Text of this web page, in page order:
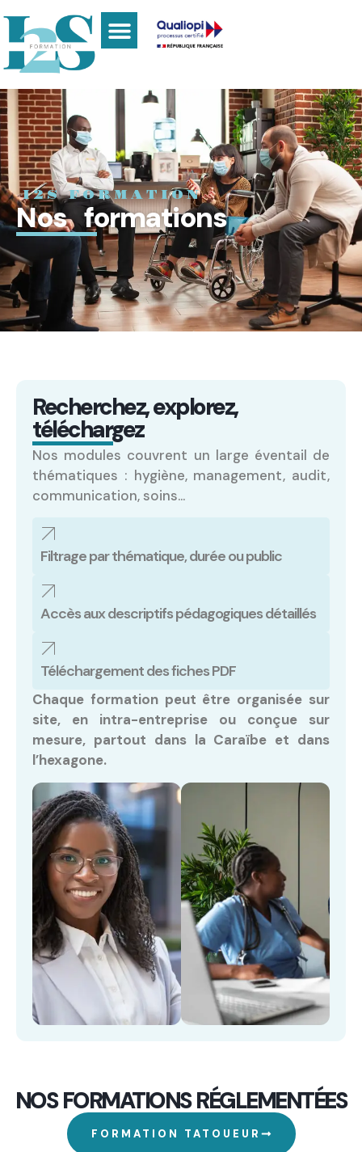
I2S FORMATION
Nos formations
Recherchez, explorez,
téléchargez
Nos modules couvrent un large éventail de
thématiques : hygiène, management, audit,
communication, soins…
Filtrage par thématique, durée ou public
Accès aux descriptifs pédagogiques détaillés
Téléchargement des fiches PDF
Chaque formation peut être organisée sur
site, en intra-entreprise ou conçue sur
mesure, partout dans la Caraïbe et dans
l’hexagone.
NOS FORMATIONS RÉGLEMENTÉES
FORMATION TATOUEUR